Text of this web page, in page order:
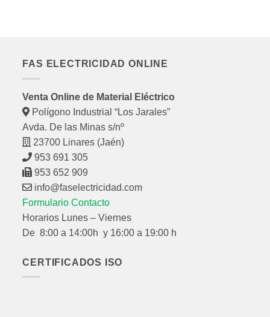
FAS ELECTRICIDAD ONLINE
Venta Online de Material Eléctrico
Polígono Industrial “Los Jarales”
Avda. De las Minas s/nº
23700 Linares (Jaén)
953 691 305
953 652 909
info@faselectricidad.com
Formulario Contacto
Horarios Lunes – Viernes
De 8:00 a 14:00h y 16:00 a 19:00 h
CERTIFICADOS ISO